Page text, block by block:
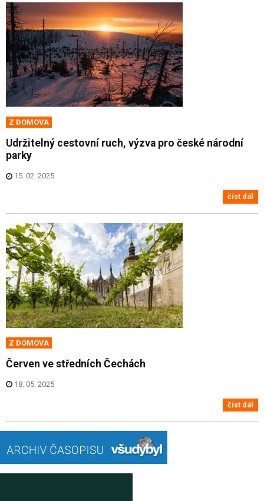
Z DOMOVA
Udržitelný cestovní ruch, výzva pro české národní
parky
15. 02. 2025
číst dál
Z DOMOVA
Červen ve středních Čechách
18. 05. 2025
číst dál